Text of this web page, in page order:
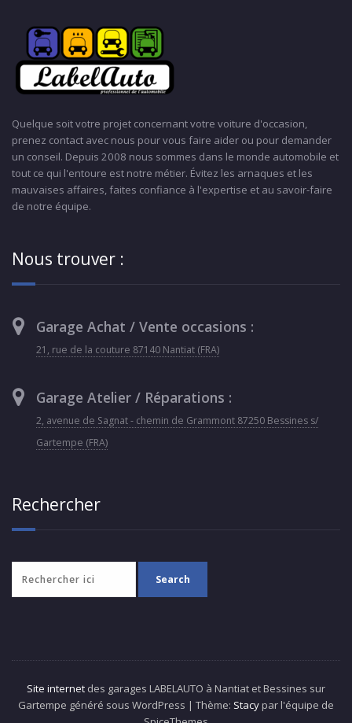
Quelque soit votre projet concernant votre voiture d'occasion,
prenez contact avec nous pour vous faire aider ou pour demander
un conseil. Depuis 2008 nous sommes dans le monde automobile et
tout ce qui l'entoure est notre métier. Évitez les arnaques et les
mauvaises affaires, faites confiance à l'expertise et au savoir-faire
de notre équipe.
Nous trouver :
Garage Achat / Vente occasions :
21, rue de la couture 87140 Nantiat (FRA)
Garage Atelier / Réparations :
2, avenue de Sagnat - chemin de Grammont 87250 Bessines s/
Gartempe (FRA)
Rechercher
Site internet des garages LABELAUTO à Nantiat et Bessines sur
Gartempe généré sous WordPress | Thème: Stacy par l'équipe de